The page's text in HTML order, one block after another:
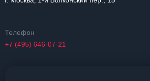
Телефон
+7 (495) 646-07-21